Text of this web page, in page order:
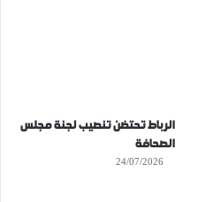
الرباط تحتضن تنصيب لجنة مجلس
الصحافة
24/07/2026